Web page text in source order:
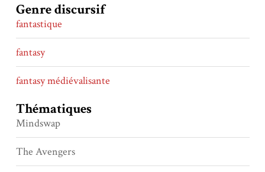
Genre discursif
fantastique
fantasy
fantasy médiévalisante
Thématiques
Mindswap
The Avengers